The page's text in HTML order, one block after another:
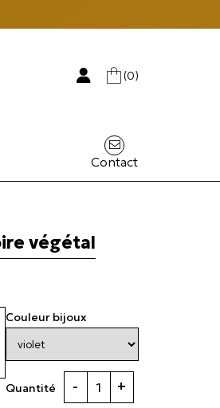
(0)
Contact
végétal
Couleur bijoux
Quantité - +